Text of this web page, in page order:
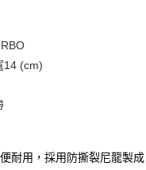
14 (cm)
耐用，採用防撕裂尼龍製